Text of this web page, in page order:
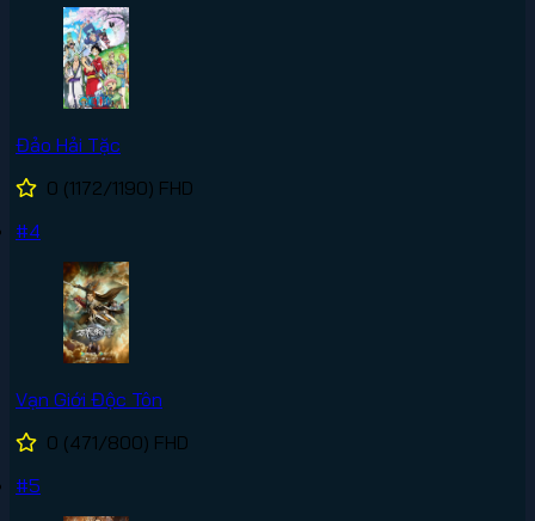
Đảo Hải Tặc
0 (1172/1190) FHD
#4
Vạn Giới Độc Tôn
0 (471/800) FHD
#5